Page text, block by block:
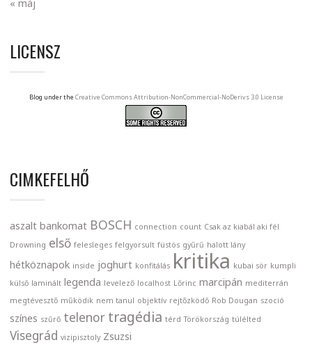
« máj
LICENSZ
Blog under the Creative Commons Attribution-NonCommercial-NoDerivs 3.0 License
CIMKEFELHŐ
aszalt bankomat BOSCH connection count Csak az kiabál aki fél
Drowning első felesleges felgyorsult füstös gyűrű halott lány
hétköznapok inside joghurt konfitálás kritika kubai sör kumpli
külső laminált legenda levelező localhost Lőrinc marcipán mediterrán
megtévesztő működik nem tanul objektív rejtőzködő Rob Dougan szoció
színes szűrő telenor tragédia térd Törökország túlélted
Visegrád vizipisztoly Zsuzsi